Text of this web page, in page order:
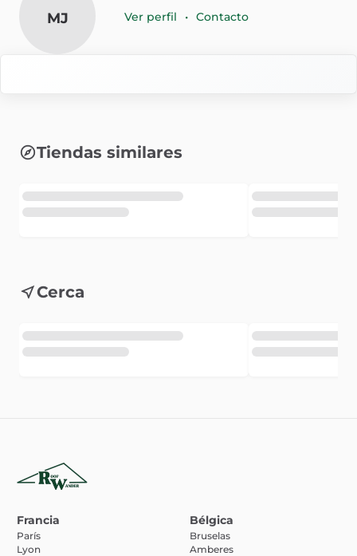
MJ Ver perfil • Contacto
Tiendas similares
Cerca
Francia
París
Lyon
Bélgica
Bruselas
Amberes